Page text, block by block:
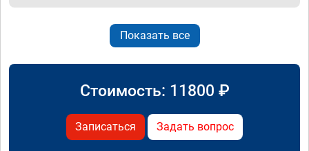
Показать все
Стоимость: 11800 ₽
Записаться Задать вопрос